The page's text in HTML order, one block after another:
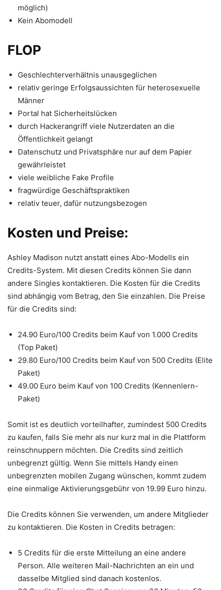
möglich)
Kein Abomodell
FLOP
Geschlechterverhältnis unausgeglichen
relativ geringe Erfolgsaussichten für heterosexuelle
Männer
Portal hat Sicherheitslücken
durch Hackerangriff viele Nutzerdaten an die
Öffentlichkeit gelangt
Datenschutz und Privatsphäre nur auf dem Papier
gewährleistet
viele weibliche Fake Profile
fragwürdige Geschäftspraktiken
relativ teuer, dafür nutzungsbezogen
Kosten und Preise:
Ashley Madison nutzt anstatt eines Abo-Modells ein
Credits-System. Mit diesen Credits können Sie dann
andere Singles kontaktieren. Die Kosten für die Credits
sind abhängig vom Betrag, den Sie einzahlen. Die Preise
für die Credits sind:
24.90 Euro/100 Credits beim Kauf von 1.000 Credits
(Top Paket)
29.80 Euro/100 Credits beim Kauf von 500 Credits (Elite
Paket)
49.00 Euro beim Kauf von 100 Credits (Kennenlern-
Paket)
Somit ist es deutlich vorteilhafter, zumindest 500 Credits
zu kaufen, falls Sie mehr als nur kurz mal in die Plattform
reinschnuppern möchten. Die Credits sind zeitlich
unbegrenzt gültig. Wenn Sie mittels Handy einen
unbegrenzten mobilen Zugang wünschen, kommt zudem
eine einmalige Aktivierungsgebühr von 19.99 Euro hinzu.
Die Credits können Sie verwenden, um andere Mitglieder
zu kontaktieren. Die Kosten in Credits betragen:
5 Credits für die erste Mitteilung an eine andere
Person. Alle weiteren Mail-Nachrichten an ein und
dasselbe Mitglied sind danach kostenlos.